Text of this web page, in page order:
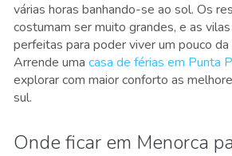
várias horas banhando-se ao sol. Os
costumam ser muito grandes, e as
perfeitas para poder viver um pouco
Arrende uma casa de férias em Punta
explorar com maior conforto as
sul.
Onde ficar em Menorca